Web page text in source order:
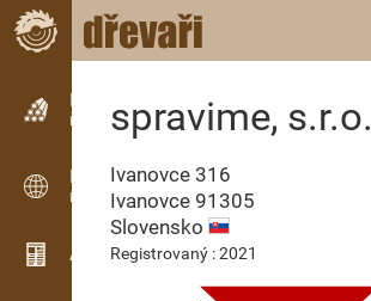
Inzerce
Řádková inzerce
Inzerce
Mezinárodní inzerce
Aktuality / Články
spravime, s.r.o.
Ivanovce 316
Ivanovce 91305
Slovensko
Registrovaný : 2021